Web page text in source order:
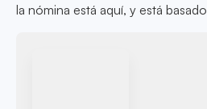
la nómina está aquí, y está